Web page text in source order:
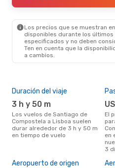
Los precios que se muestran
disponibles durante los
especificados y no deben
Ten en cuenta que la
a cambios.
Duración del viaje
3 h y 50 m
Los vuelos de Santiago de
Compostela a Lisboa suelen
durar alrededor de 3 h y 50 m
en tiempo de vuelo
El precio del pasaje más barato
en
3
Aeropuerto de origen